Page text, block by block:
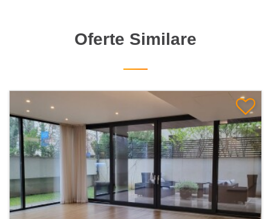
Oferte Similare